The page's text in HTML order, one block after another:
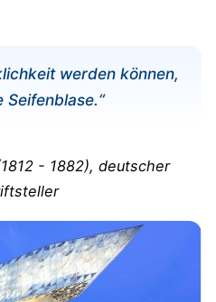
werden können,
Seifenblase.“
1812 - 1882), deutscher